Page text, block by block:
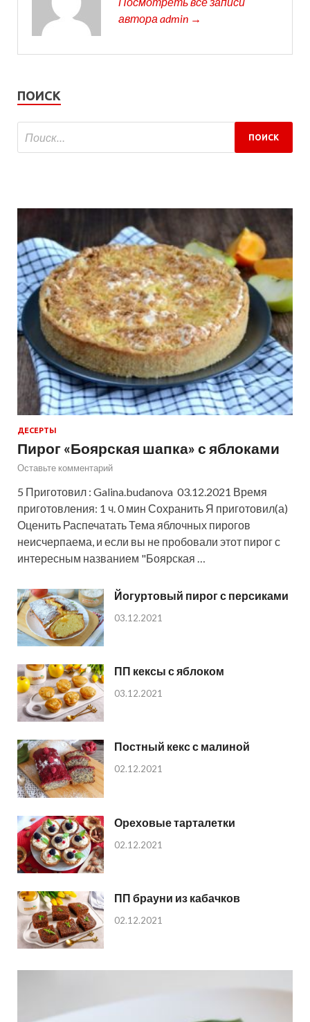
автора admin →
ПОИСК
ДЕСЕРТЫ
Пирог «Боярская шапка» с яблоками
Оставьте комментарий
5 Приготовил : Galina.budanova 03.12.2021 Время
приготовления: 1 ч. 0 мин Сохранить Я приготовил(а)
Оценить Распечатать Тема яблочных пирогов
неисчерпаема, и если вы не пробовали этот пирог с
интересным названием "Боярская …
Йогуртовый пирог с персиками
03.12.2021
ПП кексы с яблоком
03.12.2021
Постный кекс с малиной
02.12.2021
Ореховые тарталетки
02.12.2021
ПП брауни из кабачков
02.12.2021